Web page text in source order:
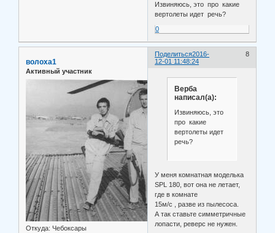
Извиняюсь, это про какие
вертолеты идет речь?
0
Поделиться 8
2016-
12-01 11:48:24
волоха1
Активный участник
Откуда: Чебоксары
Верба
написал(а):
Извиняюсь, это
про какие
вертолеты идет
речь?
У меня комнатная моделька
SPL 180, вот она не летает,
где в комнате
15м/с , разве из пылесоса.
А так ставьте симметричные
лопасти, реверс не нужен.